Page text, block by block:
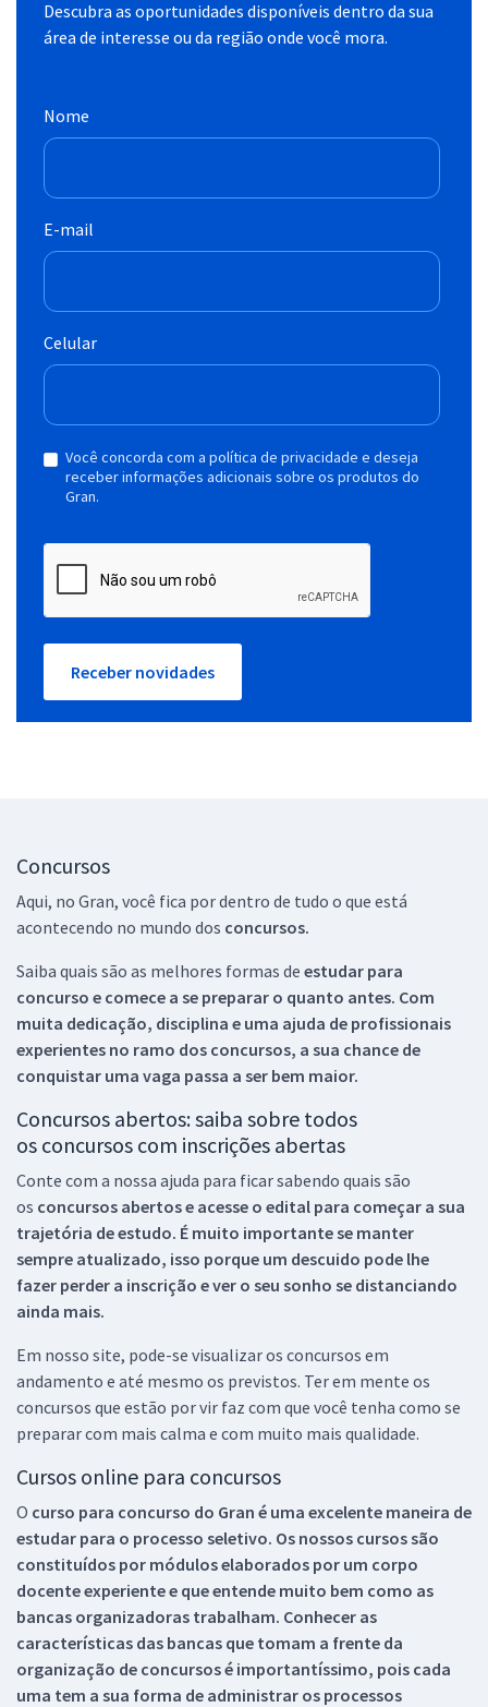
Descubra as oportunidades disponíveis dentro da sua
área de interesse ou da região onde você mora.
Nome
E-mail
Celular
Você concorda com a política de privacidade e deseja
receber informações adicionais sobre os produtos do
Gran.
Receber novidades
Concursos
Aqui, no Gran, você fica por dentro de tudo o que está
acontecendo no mundo dos concursos.
Saiba quais são as melhores formas de estudar para
concurso e comece a se preparar o quanto antes. Com
muita dedicação, disciplina e uma ajuda de profissionais
experientes no ramo dos concursos, a sua chance de
conquistar uma vaga passa a ser bem maior.
Concursos abertos: saiba sobre todos
os concursos com inscrições abertas
Conte com a nossa ajuda para ficar sabendo quais são
os concursos abertos e acesse o edital para começar a sua
trajetória de estudo. É muito importante se manter
sempre atualizado, isso porque um descuido pode lhe
fazer perder a inscrição e ver o seu sonho se distanciando
ainda mais.
Em nosso site, pode-se visualizar os concursos em
andamento e até mesmo os previstos. Ter em mente os
concursos que estão por vir faz com que você tenha como se
preparar com mais calma e com muito mais qualidade.
Cursos online para concursos
O curso para concurso do Gran é uma excelente maneira de
estudar para o processo seletivo. Os nossos cursos são
constituídos por módulos elaborados por um corpo
docente experiente e que entende muito bem como as
bancas organizadoras trabalham. Conhecer as
características das bancas que tomam a frente da
organização de concursos é importantíssimo, pois cada
uma tem a sua forma de administrar os processos